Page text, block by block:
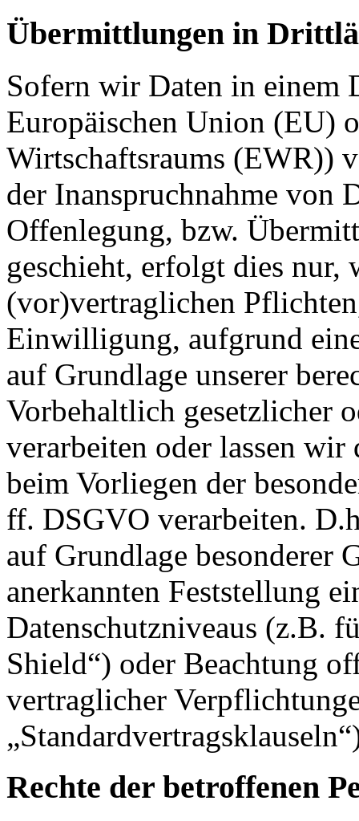
Übermittlungen in
Sofern wir Daten in einem
Europäischen Union (EU)
Wirtschaftsraums (EWR))
der Inanspruchnahme von
Offenlegung, bzw.
geschieht, erfolgt dies nur,
(vor)vertraglichen
Einwilligung, aufgrund
auf Grundlage unserer
Vorbehaltlich gesetzlicher
verarbeiten oder lassen
beim Vorliegen der
ff. DSGVO verarbeiten.
auf Grundlage besonderer
anerkannten Feststellung
Datenschutzniveaus (z.B.
Shield“) oder Beachtung
vertraglicher
Rechte der betroffenen